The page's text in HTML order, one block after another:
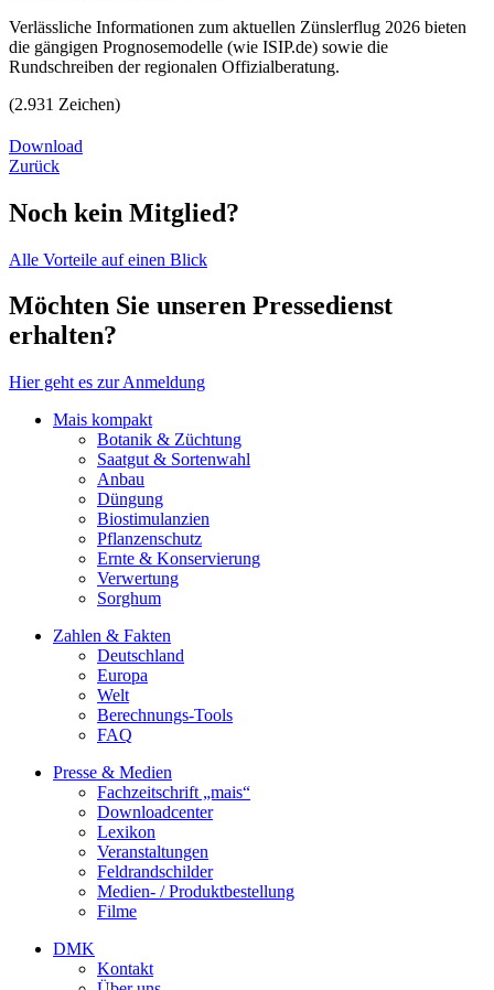
Verlässliche Informationen zum aktuellen Zünslerflug 2026 bieten
die gängigen Prognosemodelle (wie ISIP.de) sowie die
Rundschreiben der regionalen Offizialberatung.
(2.931 Zeichen)
Download
Zurück
Noch kein Mitglied?
Alle Vorteile auf einen Blick
Möchten Sie unseren Pressedienst
erhalten?
Hier geht es zur Anmeldung
Mais kompakt
Botanik & Züchtung
Saatgut & Sortenwahl
Anbau
Düngung
Biostimulanzien
Pflanzenschutz
Ernte & Konservierung
Verwertung
Sorghum
Zahlen & Fakten
Deutschland
Europa
Welt
Berechnungs-Tools
FAQ
Presse & Medien
Fachzeitschrift „mais“
Downloadcenter
Lexikon
Veranstaltungen
Feldrandschilder
Medien- / Produktbestellung
Filme
DMK
Kontakt